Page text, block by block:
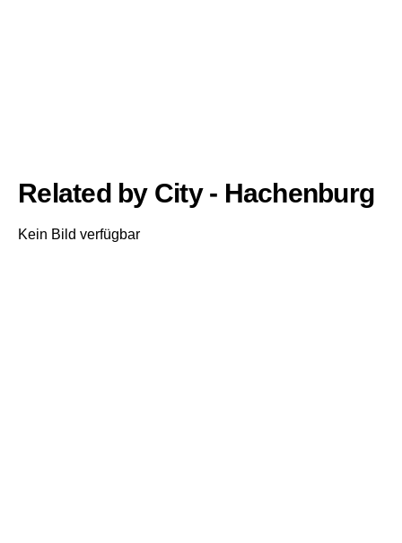
Related by City - Hachenburg
Kein Bild verfügbar